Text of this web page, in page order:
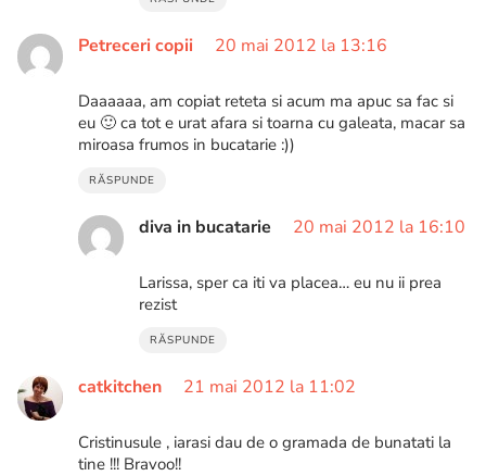
Petreceri copii 20 mai 2012 la 13:16
Daaaaaa, am copiat reteta si acum ma apuc sa fac si
eu 🙂 ca tot e urat afara si toarna cu galeata, macar sa
miroasa frumos in bucatarie :))
RĂSPUNDE
diva in bucatarie 20 mai 2012 la 16:10
Larissa, sper ca iti va placea… eu nu ii prea
rezist
RĂSPUNDE
catkitchen 21 mai 2012 la 11:02
Cristinusule , iarasi dau de o gramada de bunatati la
tine !!! Bravoo!!